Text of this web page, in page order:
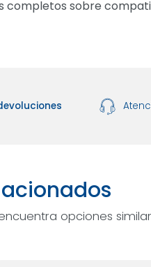
completos sobre
opciones